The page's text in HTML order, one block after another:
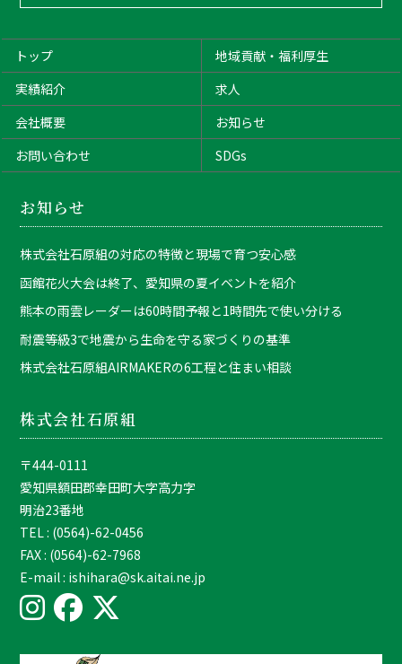
トップ
地域貢献・福利厚生
実績紹介
求人
会社概要
お知らせ
お問い合わせ
SDGs
お知らせ
株式会社石原組の対応の特徴と現場で育つ安心感
函館花火大会は終了、愛知県の夏イベントを紹介
熊本の雨雲レーダーは60時間予報と1時間先で使い分ける
耐震等級3で地震から生命を守る家づくりの基準
株式会社石原組AIRMAKERの6工程と住まい相談
株式会社石原組
〒444-0111
愛知県額田郡幸田町大字高力字
明治23番地
TEL : (0564)-62-0456
FAX : (0564)-62-7968
E-mail : ishihara@sk.aitai.ne.jp